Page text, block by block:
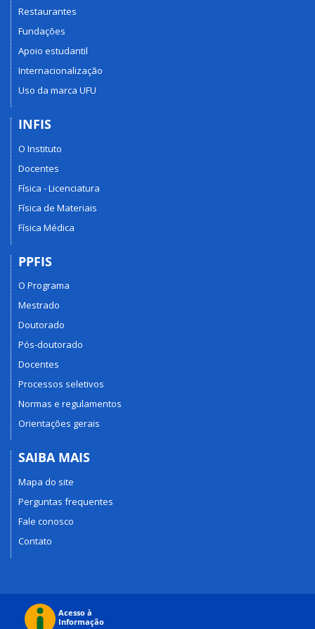
Restaurantes
Fundações
Apoio estudantil
Internacionalização
Uso da marca UFU
INFIS
O Instituto
Docentes
Física - Licenciatura
Física de Materiais
Física Médica
PPFIS
O Programa
Mestrado
Doutorado
Pós-doutorado
Docentes
Processos seletivos
Normas e regulamentos
Orientações gerais
SAIBA MAIS
Mapa do site
Perguntas frequentes
Fale conosco
Contato